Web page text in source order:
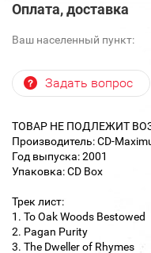
Оплата, доставка
Ваш населенный пункт:
Задать вопрос
ТОВАР НЕ ПОДЛЕЖИТ
Производитель: CD-
Год выпуска: 2001
Упаковка: CD Box
Трек лист:
1. To Oak Woods Bestowed
2. Pagan Purity
3. The Dweller of Rhymes